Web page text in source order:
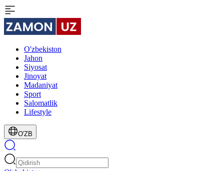
O'zbekiston
Jahon
Siyosat
Jinoyat
Madaniyat
Sport
Salomatlik
Lifestyle
O'ZB